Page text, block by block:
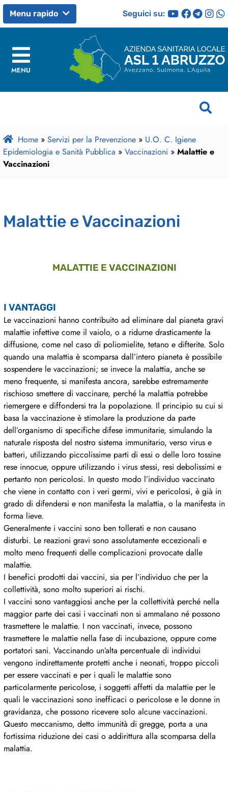
Menu rapido Seguici su:
MENU
Home » Servizi per la Prevenzione » U.O. C. Igiene
Epidemiologia e Sanità Pubblica » Vaccinazioni » Malattie e
Vaccinazioni
Malattie e Vaccinazioni
MALATTIE E VACCINAZIONI
I VANTAGGI
Le vaccinazioni hanno contribuito ad eliminare dal pianeta gravi
malattie infettive come il vaiolo, o a ridurne drasticamente la
diffusione, come nel caso di poliomielite, tetano e difterite. Solo
quando una malattia è scomparsa dall’intero pianeta è possibile
sospendere le vaccinazioni; se invece la malattia, anche se
meno frequente, si manifesta ancora, sarebbe estremamente
rischioso smettere di vaccinare, perché la malattia potrebbe
riemergere e diffondersi tra la popolazione. Il principio su cui si
basa la vaccinazione è stimolare la produzione da parte
dell’organismo di specifiche difese immunitarie, simulando la
naturale risposta del nostro sistema immunitario, verso virus e
batteri, utilizzando piccolissime parti di essi o delle loro tossine
rese innocue, oppure utilizzando i virus stessi, resi debolissimi e
pertanto non pericolosi. In questo modo l’individuo vaccinato
che viene in contatto con i veri germi, vivi e pericolosi, è già in
grado di difendersi e non manifesta la malattia, o la manifesta in
forma lieve.
Generalmente i vaccini sono ben tollerati e non causano
disturbi. Le reazioni gravi sono assolutamente eccezionali e
molto meno frequenti delle complicazioni provocate dalle
malattie.
I benefici prodotti dai vaccini, sia per l’individuo che per la
collettività, sono molto superiori ai rischi.
I vaccini sono vantaggiosi anche per la collettività perché nella
maggior parte dei casi i vaccinati non si ammalano né possono
trasmettere le malattie. I non vaccinati, invece, possono
trasmettere le malattie nella fase di incubazione, oppure come
portatori sani. Vaccinando un’alta percentuale di individui
vengono indirettamente protetti anche i neonati, troppo piccoli
per essere vaccinati e per i quali le malattie sono
particolarmente pericolose, i soggetti affetti da malattie per le
quali le vaccinazioni sono inefficaci o pericolose e le donne in
gravidanza, che possono ricevere solo alcune vaccinazioni.
Questo meccanismo, detto immunità di gregge, porta a una
fortissima riduzione dei casi o addirittura alla scomparsa della
malattia.